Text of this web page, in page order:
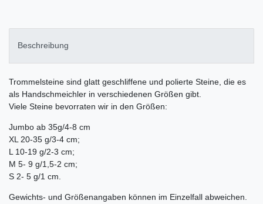
Beschreibung
Trommelsteine sind glatt geschliffene und polierte Steine, die es
als Handschmeichler in verschiedenen Größen gibt.
Viele Steine bevorraten wir in den Größen:
Jumbo ab 35g/4-8 cm
XL 20-35 g/3-4 cm;
L 10-19 g/2-3 cm;
M 5- 9 g/1,5-2 cm;
S 2- 5 g/1 cm.
Gewichts- und Größenangaben können im Einzelfall abweichen.